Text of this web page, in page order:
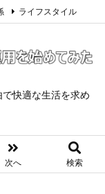
快適な生活を求め
次へ 検索
ライフスタイル